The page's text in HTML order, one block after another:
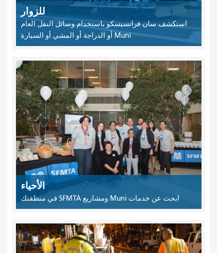
للزوار
استكشف سان فرانسيسكو باستخدام وسائل النقل العام
Muni أو الدراجة أو المشي أو السيارة
الأحياء
ابحث عن خدمات Muni ومشاريع SFMTA في منطقتك